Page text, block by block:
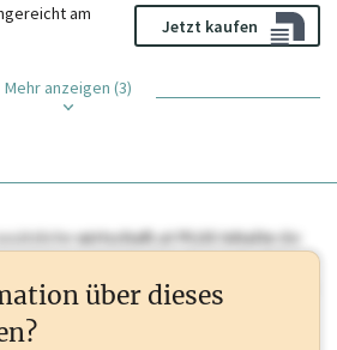
am
Jetzt kaufen
Mehr anzeigen (3)
wirtschaft.at PLUS Inhaltedie
können. Schalten Sie dieses Profil frei
diese Inhalte zu sehen. wirtschaft.at PLUS
OTS-Aussendungen, und viele
über dieses